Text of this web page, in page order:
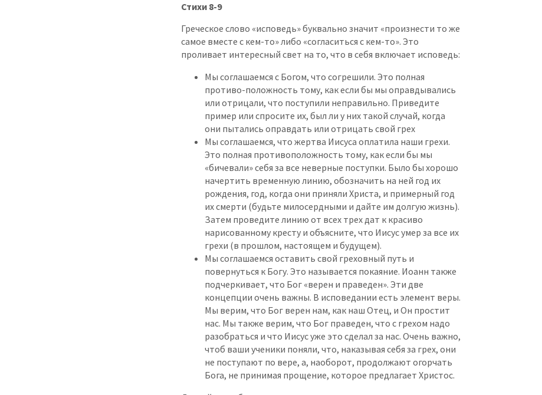
Стихи 8-9
Греческое слово «исповедь» буквально значит «произнести то же
самое вместе с кем-то» либо «согласиться с кем-то». Это
проливает интересный свет на то, что в себя включает исповедь:
Мы соглашаемся с Богом, что согрешили. Это полная
противо-положность тому, как если бы мы оправдывались
или отрицали, что поступили неправильно. Приведите
пример или спросите их, был ли у них такой случай, когда
они пытались оправдать или отрицать свой грех
Мы соглашаемся, что жертва Иисуса оплатила наши грехи.
Это полная противоположность тому, как если бы мы
«бичевали» себя за все неверные поступки. Было бы хорошо
начертить временную линию, обозначить на ней год их
рождения, год, когда они приняли Христа, и примерный год
их смерти (будьте милосердными и дайте им долгую жизнь).
Затем проведите линию от всех трех дат к красиво
нарисованному кресту и объясните, что Иисус умер за все их
грехи (в прошлом, настоящем и будущем).
Мы соглашаемся оставить свой греховный путь и
повернуться к Богу. Это называется покаяние. Иоанн также
подчеркивает, что Бог «верен и праведен». Эти две
концепции очень важны. В исповедании есть элемент веры.
Мы верим, что Бог верен нам, как наш Отец, и Он простит
нас. Мы также верим, что Бог праведен, что с грехом надо
разобраться и что Иисус уже это сделал за нас. Очень важно,
чтоб ваши ученики поняли, что, наказывая себя за грех, они
не поступают по вере, а, наоборот, продолжают огорчать
Бога, не принимая прощение, которое предлагает Христос.